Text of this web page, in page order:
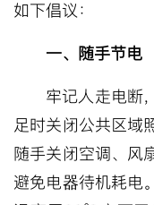
如下倡议：
一、随手节电
牢记人走电断
足时关闭公共区域
随手关闭空调、风
避免电器待机耗电